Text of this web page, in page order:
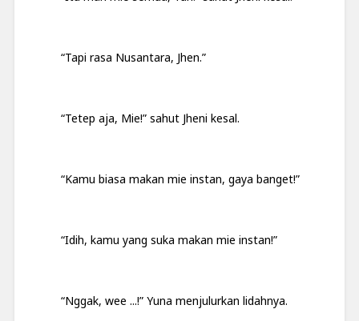
“Tapi rasa Nusantara, Jhen.”
“Tetep aja, Mie!” sahut Jheni kesal.
“Kamu biasa makan mie instan, gaya banget!”
“Idih, kamu yang suka makan mie instan!”
“Nggak, wee ...!” Yuna menjulurkan lidahnya.